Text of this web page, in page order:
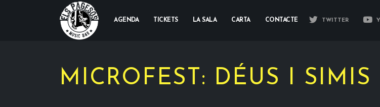
AGENDA TICKETS LA SALA CARTA CONTACTE TWITTER
MICROFEST: DÉUS I SIMIS